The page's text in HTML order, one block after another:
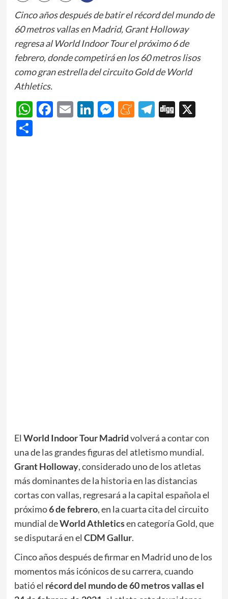
Cinco años después de batir el récord del mundo de
60 metros vallas en Madrid, Grant Holloway
regresa al World Indoor Tour el próximo 6 de
febrero, donde competirá en los 60 metros lisos
como gran estrella del circuito Gold de World
Athletics.
WhatsApp
Facebook
EmailLinkedIn
Messenger
Meneame
Telegram
Digg
X
Share
El World Indoor Tour Madridvolverá a contar con
una de las grandes figuras del atletismo mundial.
Grant Holloway, considerado uno de los atletas
más dominantes de la historia en las distancias
cortas con vallas, regresará a la capital española el
próximo6 de febrero, en la cuarta cita del circuito
mundial deWorld Athleticsen categoría Gold, que
se disputará en el CDM Gallur.
Cinco años después de firmar en Madrid uno de los
momentos más icónicos de su carrera, cuando
batió el récord del mundo de 60 metros vallas el